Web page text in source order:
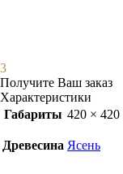
3
Получите Ваш заказ
Характеристики
Габариты 420 ×
Древесина Ясень